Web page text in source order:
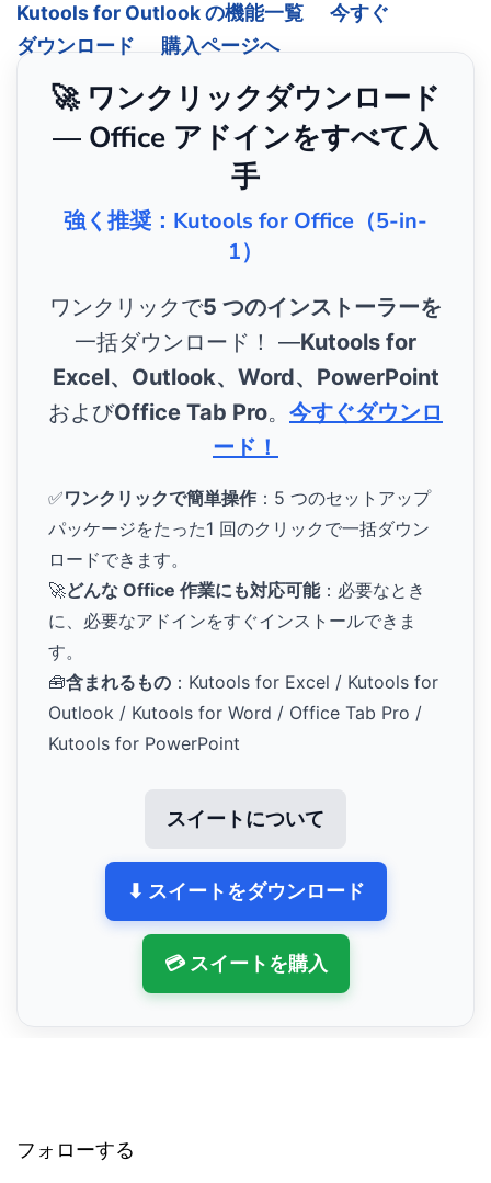
Kutools for Outlook の機能一覧
今すぐ
ダウンロード
購入ページへ
🚀 ワンクリックダウンロード
— Office アドインをすべて入
手
強く推奨：Kutools for Office（5-in-
1）
ワンクリックで5 つのインストーラーを
一括ダウンロード！ ―Kutools for
Excel、Outlook、Word、PowerPoint
およびOffice Tab Pro。 今すぐダウンロ
ード！
✅ワンクリックで簡単操作 ：5 つのセットアップ
パッケージをたった1 回のクリックで一括ダウン
ロードできます。
🚀どんな Office 作業にも対応可能：必要なとき
に、必要なアドインをすぐインストールできま
す。
🧰含まれるもの ：Kutools for Excel / Kutools for
Outlook / Kutools for Word / Office Tab Pro /
Kutools for PowerPoint
スイートについて
⬇ スイートをダウンロード
💳 スイートを購入
フォローする